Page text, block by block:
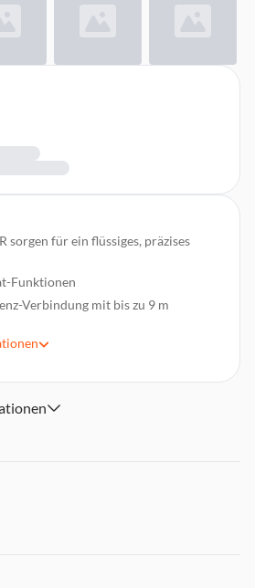
sorgen für ein flüssiges, präzises
Funktionen
Verbindung mit bis zu 9 m
von bis zu 40 Stunden +
für immersives Gaming
Action-Rücktasten